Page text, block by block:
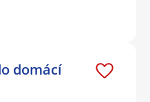
domácí